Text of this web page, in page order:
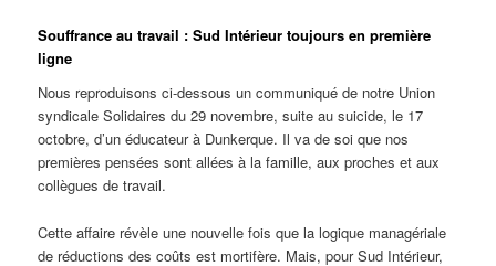
Souffrance au travail : Sud Intérieur toujours en première
ligne
Nous reproduisons ci-dessous un communiqué de notre Union
syndicale Solidaires du 29 novembre, suite au suicide, le 17
octobre, d’un éducateur à Dunkerque. Il va de soi que nos
premières pensées sont allées à la famille, aux proches et aux
collègues de travail.
Cette affaire révèle une nouvelle fois que la logique managériale
de réductions des coûts est mortifère. Mais, pour Sud Intérieur,